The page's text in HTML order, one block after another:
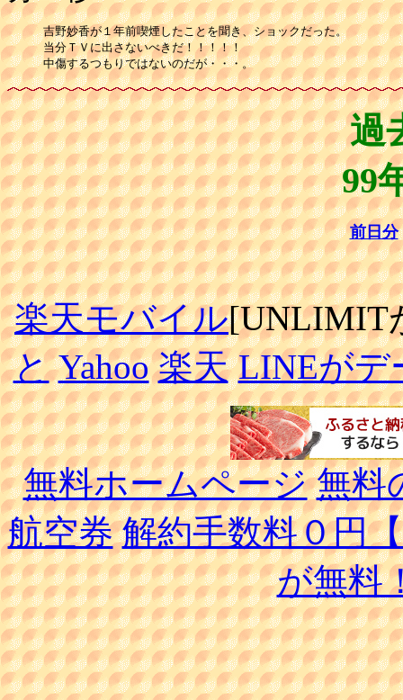
吉野妙香が１年前喫煙したことを聞き、ショックだった。
当分ＴＶに出さないべきだ！！！！！
過
99
前日分
楽天モバイル[UNLIMIT
と Yahoo 楽天 LINEがデ
無料ホームページ 無料
航空券 解約手数料０円
が無料